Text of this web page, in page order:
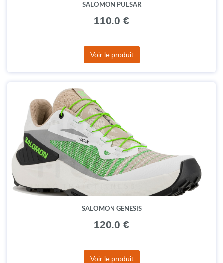
SALOMON PULSAR
110.0 €
Voir le produit
SALOMON GENESIS
120.0 €
Voir le produit